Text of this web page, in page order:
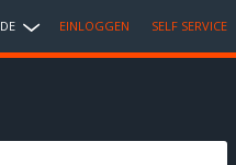
DE EINLOGGEN SELF SERVICE